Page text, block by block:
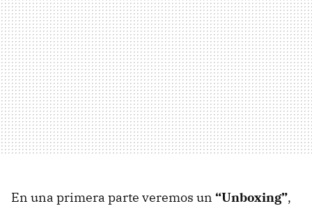
En una primera parte veremos un “Unboxing”,